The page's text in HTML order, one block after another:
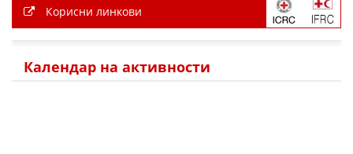
Корисни линкови
Календар на активности